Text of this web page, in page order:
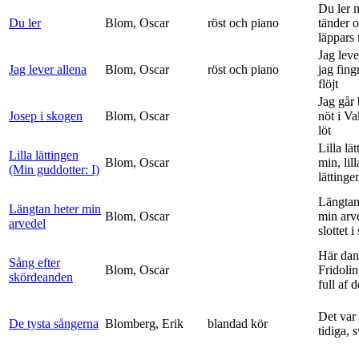
Du ler Blom, Oscar röst och piano
Du ler
tänder
läppars
Jag lever allena Blom, Oscar röst och piano
Jag
jag
flöjt
Josep i skogen Blom, Oscar
Jag går
nöt i
löt
Lilla lättingen
(Min guddotter: I)
Blom, Oscar
Lilla
min,
Längtan heter min
arvedel
Blom, Oscar
min
slottet i
Sång efter
skördeanden
Blom, Oscar
Här
full af
De tysta sångerna Blomberg, Erik blandad kör
Det var
tidiga,